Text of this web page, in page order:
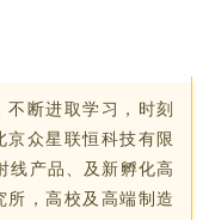
断进取学习，时刻
京众星联恒科技有限
线产品、及新孵化高
所，高校及高端制造